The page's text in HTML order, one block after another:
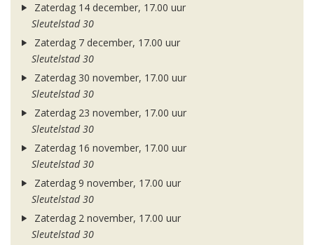
Zaterdag 14 december, 17.00 uur
Sleutelstad 30
Zaterdag 7 december, 17.00 uur
Sleutelstad 30
Zaterdag 30 november, 17.00 uur
Sleutelstad 30
Zaterdag 23 november, 17.00 uur
Sleutelstad 30
Zaterdag 16 november, 17.00 uur
Sleutelstad 30
Zaterdag 9 november, 17.00 uur
Sleutelstad 30
Zaterdag 2 november, 17.00 uur
Sleutelstad 30